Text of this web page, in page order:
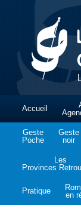
Accueil
Geste
Poche
Geste
noir
Les
Provinces
Pratique
en